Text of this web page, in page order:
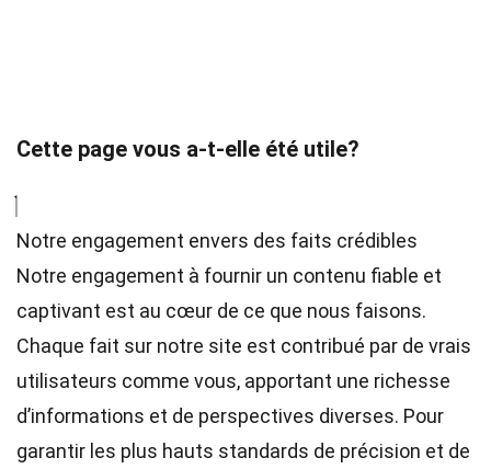
Cette page vous a-t-elle été utile?
Notre engagement envers des faits crédibles
Notre engagement à fournir un contenu fiable et
captivant est au cœur de ce que nous faisons.
Chaque fait sur notre site est contribué par de vrais
utilisateurs comme vous, apportant une richesse
d’informations et de perspectives diverses. Pour
garantir les plus hauts standards de précision et de